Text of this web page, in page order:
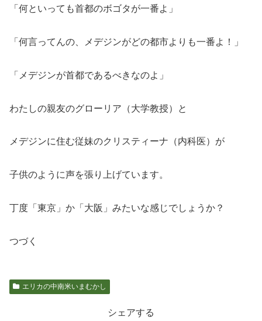
「何といっても首都のボゴタが一番よ」
「何言ってんの、メデジンがどの都市よりも一番よ！」
「メデジンが首都であるべきなのよ」
わたしの親友のグローリア（大学教授）と
メデジンに住む従妹のクリスティーナ（内科医）が
子供のように声を張り上げています。
丁度「東京」か「大阪」みたいな感じでしょうか？
つづく
エリカの中南米いまむかし
シェアする